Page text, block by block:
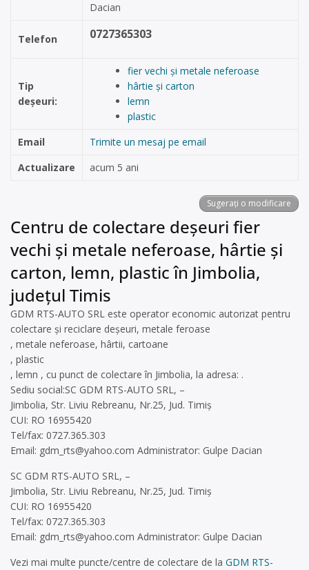
Dacian
Telefon 0727365303
Tip
deșeuri:
fier vechi și metale neferoase
hârtie și carton
lemn
plastic
Email
Trimite un mesaj pe email
Actualizare
acum 5 ani
Sugerați o modificare
Centru de colectare deșeuri fier
vechi și metale neferoase, hârtie și
carton, lemn, plastic în Jimbolia,
județul Timis
GDM RTS-AUTO SRL este operator economic autorizat pentru
colectare și reciclare deșeuri, metale feroase
, metale neferoase, hârtii, cartoane
, plastic
, lemn , cu punct de colectare în Jimbolia, la adresa: .
Sediu social:SC GDM RTS-AUTO SRL, –
Jimbolia, Str. Liviu Rebreanu, Nr.25, Jud. Timiș
CUI: RO 16955420
Tel/fax: 0727.365.303
Email: gdm_rts@yahoo.com Administrator: Gulpe Dacian
SC GDM RTS-AUTO SRL, –
Jimbolia, Str. Liviu Rebreanu, Nr.25, Jud. Timiș
CUI: RO 16955420
Tel/fax: 0727.365.303
Email: gdm_rts@yahoo.com Administrator: Gulpe Dacian
Vezi mai multe puncte/centre de colectare de la GDM RTS-